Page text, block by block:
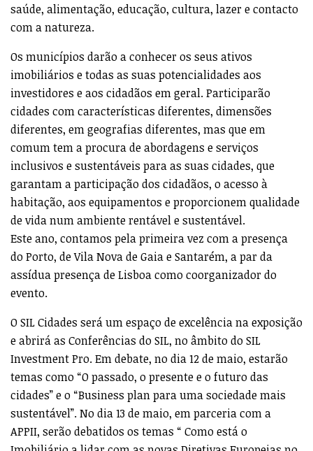
saúde, alimentação, educação, cultura, lazer e contacto
com a natureza.
Os municípios darão a conhecer os seus ativos
imobiliários e todas as suas potencialidades aos
investidores e aos cidadãos em geral. Participarão
cidades com características diferentes, dimensões
diferentes, em geografias diferentes, mas que em
comum tem a procura de abordagens e serviços
inclusivos e sustentáveis para as suas cidades, que
garantam a participação dos cidadãos, o acesso à
habitação, aos equipamentos e proporcionem qualidade
de vida num ambiente rentável e sustentável.
Este ano, contamos pela primeira vez com a presença
do Porto, de Vila Nova de Gaia e Santarém, a par da
assídua presença de Lisboa como coorganizador do
evento.
O SIL Cidades será um espaço de excelência na exposição
e abrirá as Conferências do SIL, no âmbito do SIL
Investment Pro. Em debate, no dia 12 de maio, estarão
temas como “O passado, o presente e o futuro das
cidades” e o “Business plan para uma sociedade mais
sustentável”. No dia 13 de maio, em parceria com a
APPII, serão debatidos os temas “ Como está o